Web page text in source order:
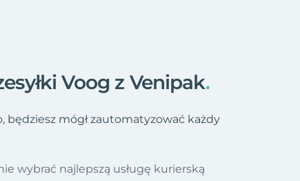
Voog z Venipak.
będziesz mógł zautomatyzować każdy
wybrać najlepszą usługę kurierską